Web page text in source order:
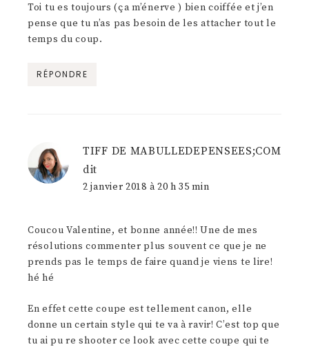
Toi tu es toujours (ça m’énerve ) bien coiffée et j’en
pense que tu n’as pas besoin de les attacher tout le
temps du coup.
RÉPONDRE
TIFF DE MABULLEDEPENSEES;COM
dit
2 janvier 2018 à 20 h 35 min
Coucou Valentine, et bonne année!! Une de mes
résolutions commenter plus souvent ce que je ne
prends pas le temps de faire quand je viens te lire!
hé hé
En effet cette coupe est tellement canon, elle
donne un certain style qui te va à ravir! C’est top que
tu ai pu re shooter ce look avec cette coupe qui te